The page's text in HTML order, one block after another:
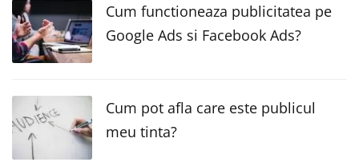
Cum functioneaza publicitatea pe
Google Ads si Facebook Ads?
Cum pot afla care este publicul
meu tinta?